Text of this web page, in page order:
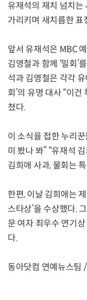
유재석의 재치 넘치
가리키며 새치름한 표
앞서 유재석은 MBC
김영철과 함께 ‘밀회’
석과 김영철은 각각
회’의 유명 대사 “이
쳤다.
이 소식을 접한 누리꾼
미 봤나 봐” “유재석
김희애 사과, 물회는
한편, 이날 김희애는
스타상’을 수상했다.
문 여자 최우수 연기
다.
동아닷컴 연예뉴스